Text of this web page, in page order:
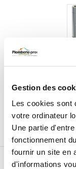
Gestion des
Les cookies sont
votre ordinateur
Une partie
fonctionnement
fournir un site en
d'informations
intérieur d'un
et d'une paroi
DESCRIPTIF